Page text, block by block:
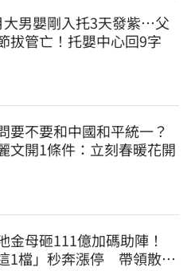
大男嬰剛入托3天發紫…父
拔管亡！托嬰中心回9字
要不要和中國和平統一？
文開1條件：立刻春暖花開
金母砸111億加碼助陣！
這1檔」秒奔漲停 帶領散熱